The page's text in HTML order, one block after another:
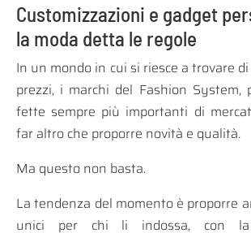
Customizzazioni e gadget
la moda detta le regole
In un mondo in cui si riesce a trovare
prezzi, i marchi del Fashion System,
fette sempre più importanti di
far altro che proporre novità e qualità.
Ma questo non basta.
La tendenza del momento è proporre
unici per chi li indossa, con